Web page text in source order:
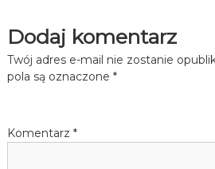
Dodaj komentarz
Twój adres e-mail nie zostanie
pola są oznaczone *
Komentarz *